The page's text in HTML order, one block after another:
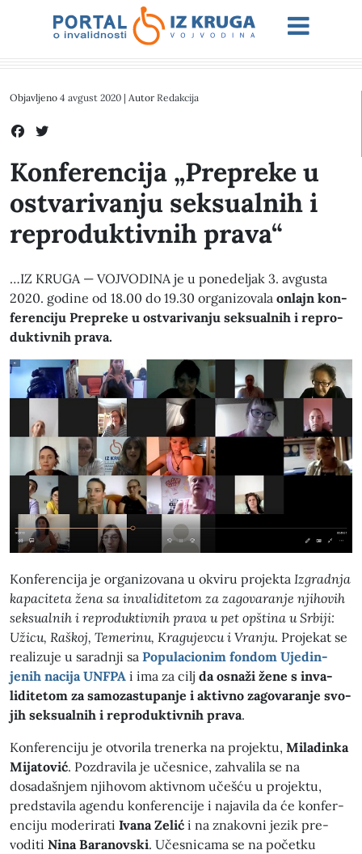
Objavljeno 4 avgust 2020 | Autor Redakcija
Konferencija „Prepreke u
ostvarivanju seksualnih i
reproduktivnih prava“
…IZ KRUGA — VOJVODINA je u ponedel­jak 3. avgus­ta
2020. godine od 18.00 do 19.30 orga­ni­zo­vala onla­jn kon­
fer­en­ci­ju Prepreke u ost­vari­van­ju sek­su­al­nih i repro­
duk­tivnih pra­va.
Kon­fer­en­ci­ja je orga­ni­zo­vana u okviru pro­jek­ta Izgrad­n­ja
kapacite­ta žena sa inva­lidite­tom za zago­varan­je nji­hovih
sek­su­al­nih i repro­duk­tivnih pra­va u pet opšti­na u Srbi­ji:
Užicu, Raškoj, Temer­inu, Kragu­jevcu i Vran­ju. Pro­jekat se
real­izu­je u sarad­nji sa Pop­u­la­cionim fon­dom Ujed­in­
jenih naci­ja UNFPA i ima za cilj da osnaži žene s inva­
lidite­tom za samoza­s­tu­pan­je i aktivno zago­varan­je svo­
jih sek­su­al­nih i repro­duk­tivnih pra­va.
Kon­fer­en­ci­ju je otvo­rila tren­er­ka na pro­jek­tu, Miladin­ka
Mija­tović. Poz­drav­i­la je učes­nice, zah­valila se na
dosadašn­jem nji­hovom aktivnom učešću u pro­jek­tu,
pred­stavi­la agen­du kon­fer­en­ci­je i najav­i­la da će kon­fer­
en­ci­ju mod­eri­rati Ivana Zelić i na znakovni jezik pre­
vodi­ti Nina Bara­novs­ki. Učes­ni­ca­ma se na početku